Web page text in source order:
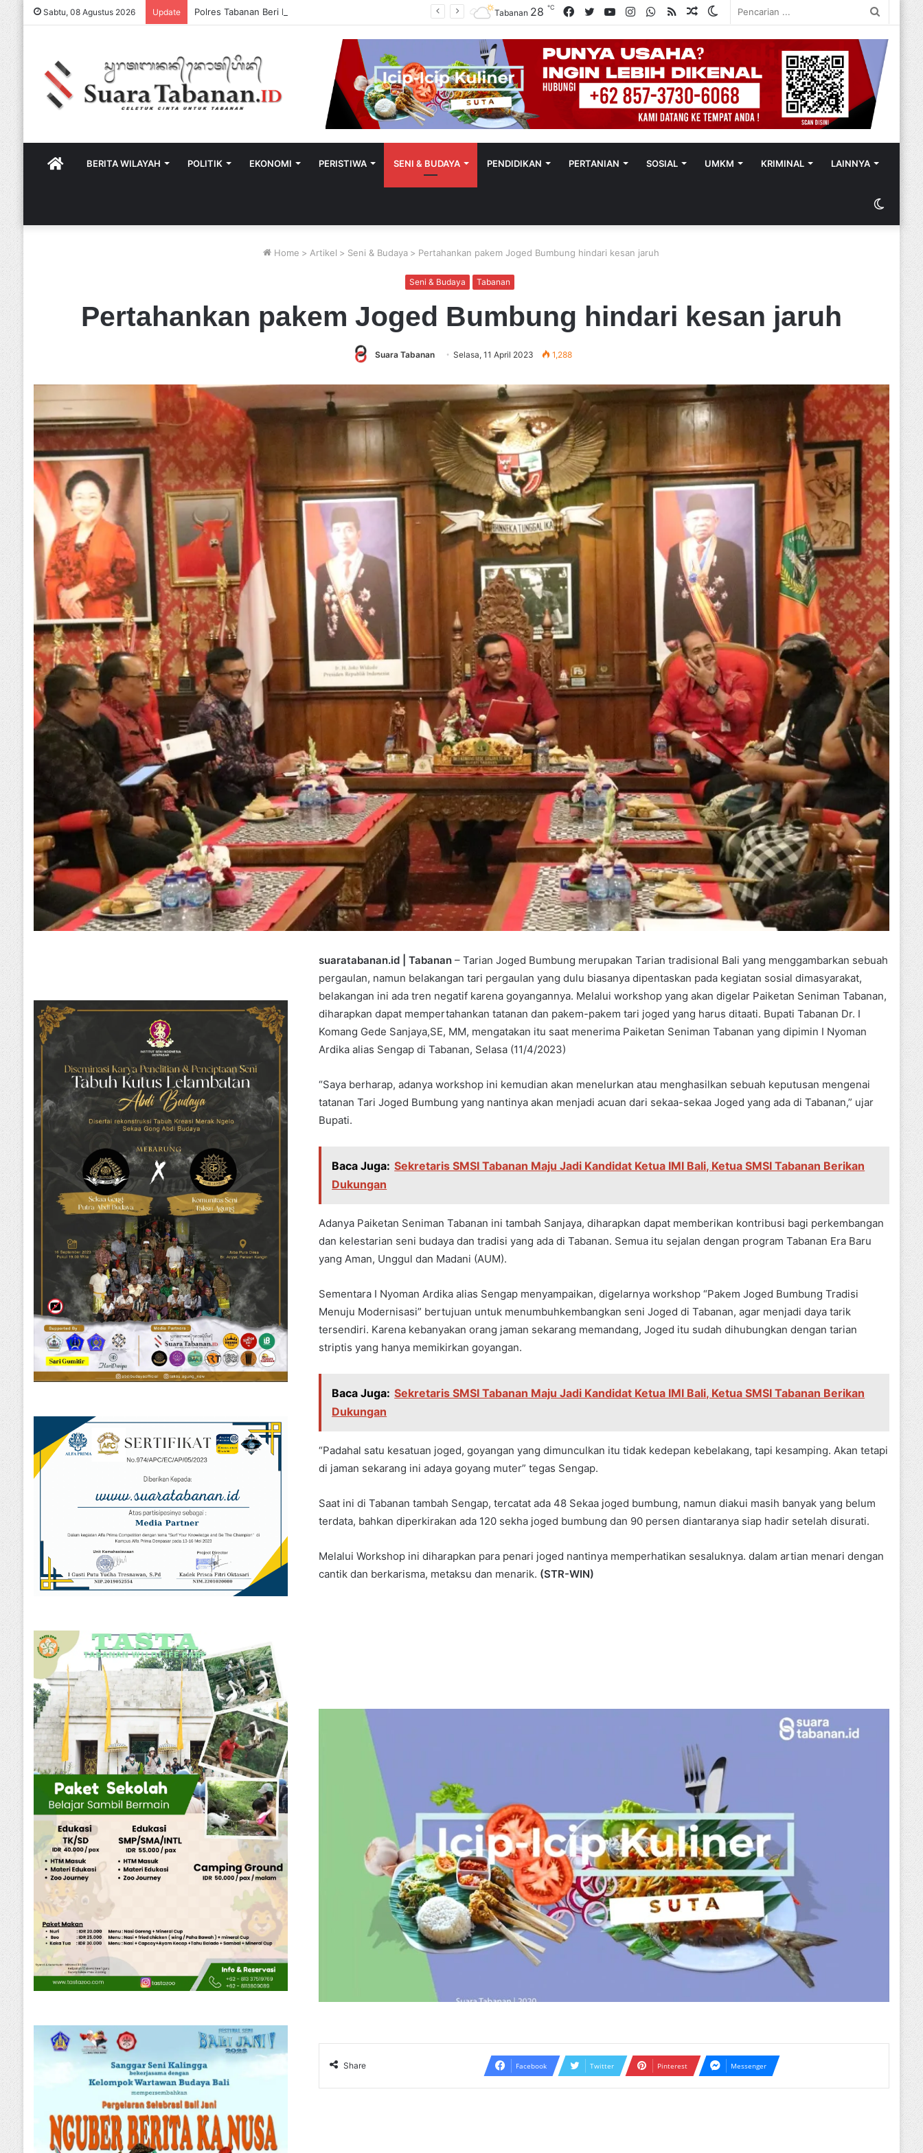
Sabtu, 08 Agustus 2026 Update
Switch
Random
RSS
WhatsApp
Instagram
YouTube
Twitter
Facebook
Tabanan 28℃
HOMEBERITA WILAYAH POLITIK EKONOMI PERISTIWA SENI & BUDAYA PENDIDIKAN PERTANIAN SOSIAL UMKM KRIMINAL LAINNYA
Switch
skin
Home > Artikel > Seni & Budaya > Pertahankan pakem Joged Bumbung hindari kesan jaruh
Seni & Budaya Tabanan
Pertahankan pakem Joged Bumbung hindari kesan jaruh
Suara Tabanan Selasa, 11 April 2023 1,288
suaratabanan.id | Tabanan – Tarian Joged Bumbung merupakan Tarian tradisional Bali yang menggambarkan sebuah
pergaulan, namun belakangan tari pergaulan yang dulu biasanya dipentaskan pada kegiatan sosial dimasyarakat,
belakangan ini ada tren negatif karena goyangannya. Melalui workshop yang akan digelar Paiketan Seniman Tabanan,
diharapkan dapat mempertahankan tatanan dan pakem-pakem tari joged yang harus ditaati. Bupati Tabanan Dr. I
Komang Gede Sanjaya,SE, MM, mengatakan itu saat menerima Paiketan Seniman Tabanan yang dipimin I Nyoman
Ardika alias Sengap di Tabanan, Selasa (11/4/2023)
“Saya berharap, adanya workshop ini kemudian akan menelurkan atau menghasilkan sebuah keputusan mengenai
tatanan Tari Joged Bumbung yang nantinya akan menjadi acuan dari sekaa-sekaa Joged yang ada di Tabanan,” ujar
Bupati.
Baca Juga: Sekretaris SMSI Tabanan Maju Jadi Kandidat Ketua IMI Bali, Ketua SMSI Tabanan Berikan
Dukungan
Adanya Paiketan Seniman Tabanan ini tambah Sanjaya, diharapkan dapat memberikan kontribusi bagi perkembangan
dan kelestarian seni budaya dan tradisi yang ada di Tabanan. Semua itu sejalan dengan program Tabanan Era Baru
yang Aman, Unggul dan Madani (AUM).
Sementara I Nyoman Ardika alias Sengap menyampaikan, digelarnya workshop “Pakem Joged Bumbung Tradisi
Menuju Modernisasi” bertujuan untuk menumbuhkembangkan seni Joged di Tabanan, agar menjadi daya tarik
tersendiri. Karena kebanyakan orang jaman sekarang memandang, Joged itu sudah dihubungkan dengan tarian
striptis yang hanya memikirkan goyangan.
Baca Juga: Sekretaris SMSI Tabanan Maju Jadi Kandidat Ketua IMI Bali, Ketua SMSI Tabanan Berikan
Dukungan
“Padahal satu kesatuan joged, goyangan yang dimunculkan itu tidak kedepan kebelakang, tapi kesamping. Akan tetapi
di jaman sekarang ini adaya goyang muter” tegas Sengap.
Saat ini di Tabanan tambah Sengap, tercatat ada 48 Sekaa joged bumbung, namun diakui masih banyak yang belum
terdata, bahkan diperkirakan ada 120 sekha joged bumbung dan 90 persen diantaranya siap hadir setelah disurati.
Melalui Workshop ini diharapkan para penari joged nantinya memperhatikan sesaluknya. dalam artian menari dengan
cantik dan berkarisma, metaksu dan menarik. (STR-WIN)
Share Facebook Twitter Pinterest Messenger